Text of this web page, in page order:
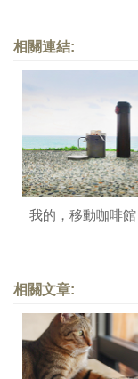
相關連結:
我的，移動咖啡館
相關文章: